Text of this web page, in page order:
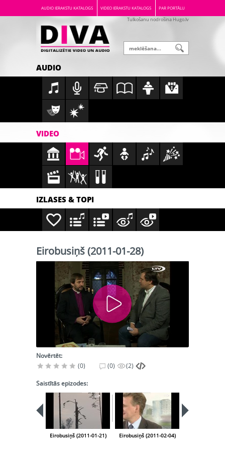
AUDIO IERAKSTU KATALOGS VIDEO IERAKSTU KATALOGS PAR PORTĀLU
Tulkošanu nodrošina Hugo.lv
AUDIO
VIDEO
IZLASES & TOPI
Eirobusiņš (2011-01-28)
Novērtēt:
(0)
(0) (2)
Saistītās epizodes:
Eirobusiņš (2011-01-21) Eirobusiņš (2011-02-04)